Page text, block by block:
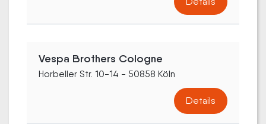
Vespa Brothers Cologne
Horbeller Str. 10-14 - 50858 Köln
Details